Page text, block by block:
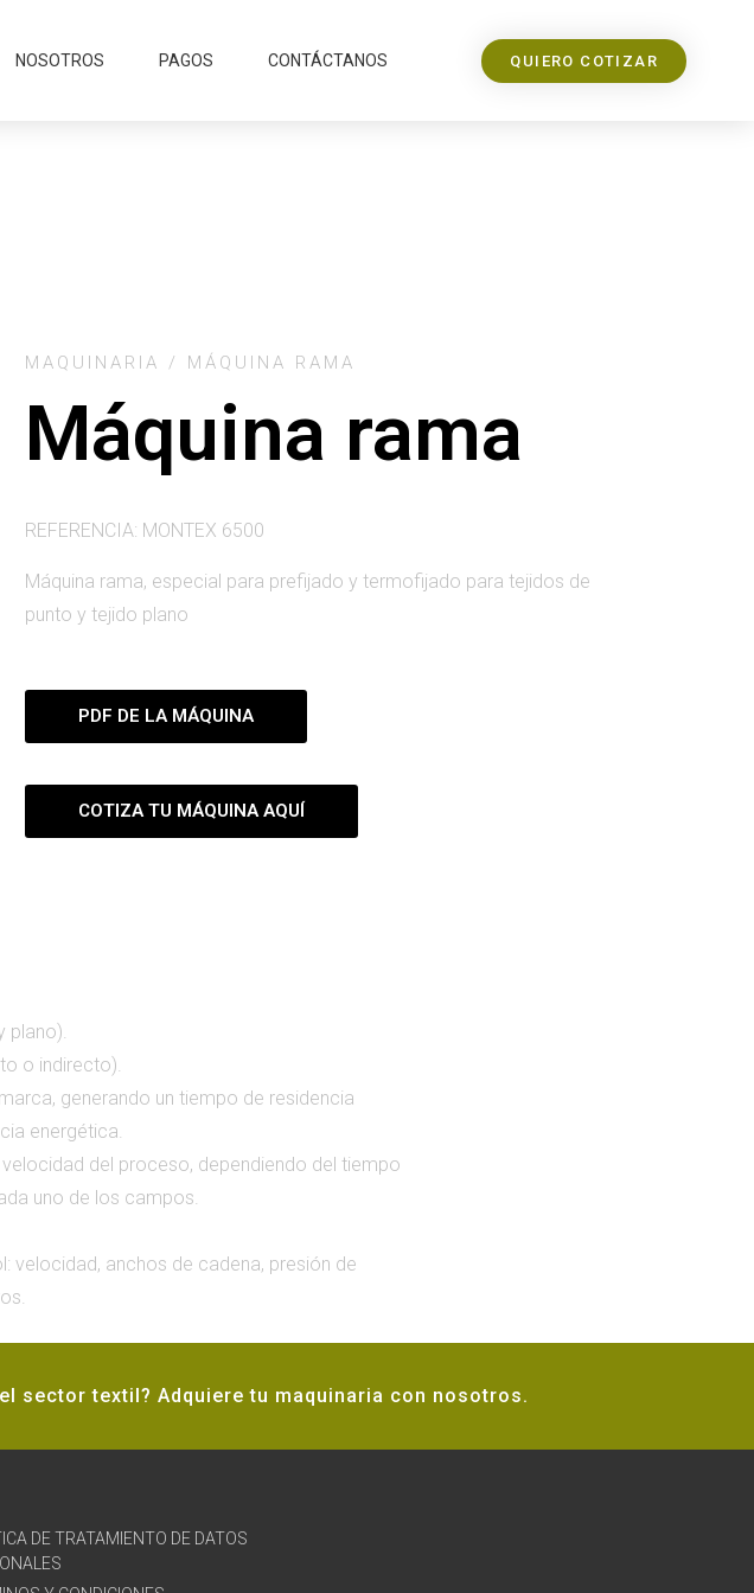
NOSOTROS PAGOS CONTÁCTANOS QUIERO COTIZAR
MAQUINARIA / MÁQUINA RAMA
Máquina rama
REFERENCIA: MONTEX 6500
Máquina rama, especial para prefijado y termofijado para tejidos de
punto y tejido plano
PDF DE LA MÁQUINA
COTIZA TU MÁQUINA AQUÍ
plano).
o indirecto).
generando un tiempo de residencia
energética.
del proceso, dependiendo del tiempo
uno de los campos.
velocidad, anchos de cadena, presión de
sector textil? Adquiere tu maquinaria con nosotros.
DE TRATAMIENTO DE DATOS